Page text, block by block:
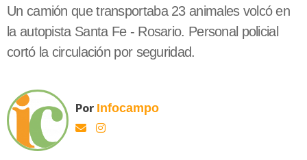
Un camión que transportaba 23 animales volcó en
la autopista Santa Fe - Rosario. Personal policial
cortó la circulación por seguridad.
Por Infocampo